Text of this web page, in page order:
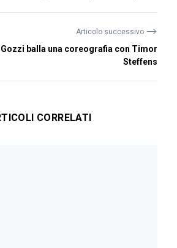
Articolo successivo ⟶
Gozzi balla una coreografia con Timor
Steffens
CORRELATI